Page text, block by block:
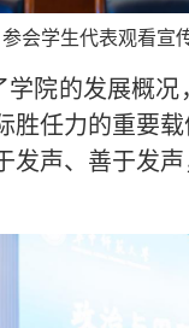
参会学生代表观看宣
院的发展概
胜任力的重要
发声、善于发